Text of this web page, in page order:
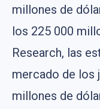
millones de
los 225 000
Research, las
mercado de los
millones de